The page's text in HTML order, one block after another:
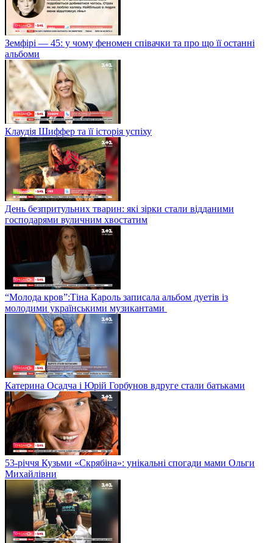
Земфірі — 45: у чому феномен співачки та про що її останні
альбоми
Клаудія Шиффер та її історія успіху
День безпритульних тварин: які зірки стали відданими
господарями вуличним хвостатим
“Молода кров”:Тіна Кароль записала альбом дуетів із
молодими українськими музикантами
Катерина Осадча і Юрій Горбунов вдруге стали батьками
53-річчя Кузьми «Скрябіна»: унікальні спогади мами Ольги
Михайлівни